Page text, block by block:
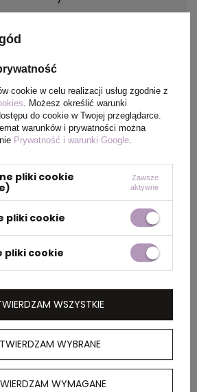
China
MSDS
0.330x0.290x0.240
50
cookie w celu realizacji usług zgodnie z
. Możesz określić warunki
do cookie w Twojej przeglądarce.
warunków i prywatności można
Prywatność i warunki Google
pliki cookie
Zawsze
aktywne
pliki cookie
pliki cookie
WYBRANE
WYMAGANE
WSZYSTKIE